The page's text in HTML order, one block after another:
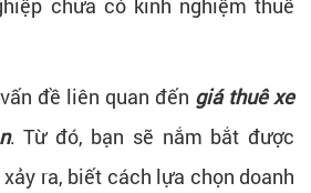
chưa có kinh nghiệm thuê
đề liên quan đến giá thuê xe
. Từ đó, bạn sẽ nắm bắt được
ra, biết cách lựa chọn doanh